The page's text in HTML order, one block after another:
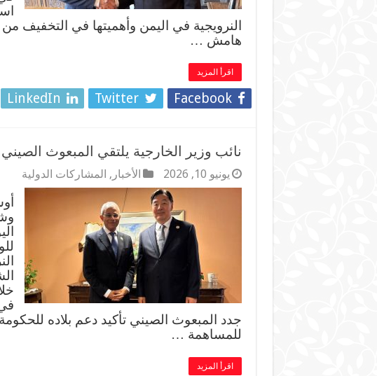
النرويجية في اليمن وأهميتها في التخفيف من
هامش …
اقرأ المزيد
Facebook
Twitter
LinkedIn
نائب وزير الخارجية يلتقي المبعوث
يونيو 10, 2026 الأخبار , المشاركات الدولية
جدد المبعوث الصيني تأكيد دعم بلاده
للمساهمة …
اقرأ المزيد